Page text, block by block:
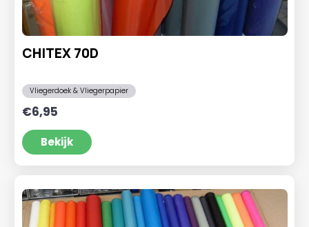
CHITEX 70D
Vliegerdoek & Vliegerpapier
€6,95
Bekijk